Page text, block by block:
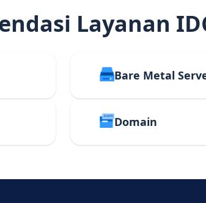
Layanan
Bare Metal
Domain